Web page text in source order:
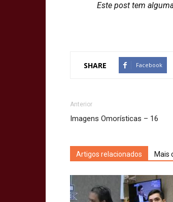
Este post tem
SHARE Facebook
Anterior
Imagens Omorísticas – 16
Artigos relacionados Mais